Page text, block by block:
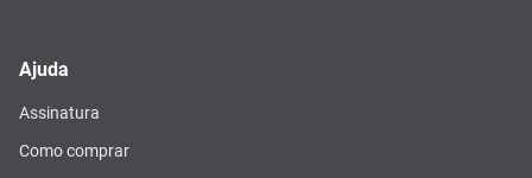
Ajuda
Assinatura
Como comprar